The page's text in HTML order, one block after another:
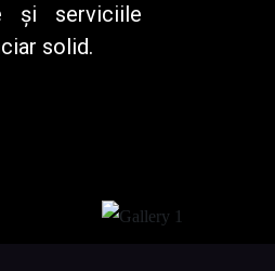
și serviciile
solid.